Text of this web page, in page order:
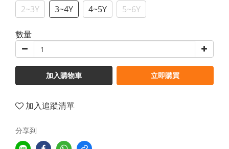
2~3Y
3~4Y 4~5Y 5~6Y
數量
加入購物車 立即購買
加入追蹤清單
分享到